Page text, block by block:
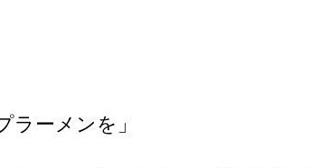
ラーメンを」